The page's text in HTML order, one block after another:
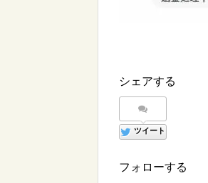
シェアする
ツイート
フォローする